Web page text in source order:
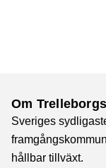
Om
Sveriges
hållbar tillväxt.